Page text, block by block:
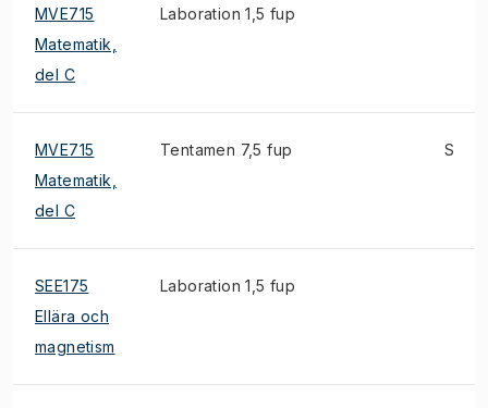
MVE715
Matematik,
del C
Laboration 1,5 fup
MVE715
Matematik,
del C
Tentamen 7,5 fup S
SEE175
Ellära och
magnetism
Laboration 1,5 fup